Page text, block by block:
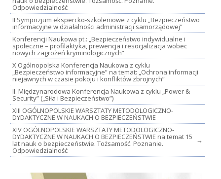
Odpowiedzialność
II Sympozjum ekspercko-szkoleniowe z cyklu „Bezpieczeństwo
informacyjne w działalności administracji samorządowej”
Konferencji Naukowa pt.: „Bezpieczeństwo indywidualne i
społeczne – profilaktyka, prewencja i resocjalizacja wobec
nowych zagrożeń kryminologicznych”
X Ogólnopolska Konferencja Naukowa z cyklu
„Bezpieczeństwo informacyjne” na temat: „Ochrona informacji
niejawnych w czasie pokoju i konfliktów zbrojnych”
II. Międzynarodowa Konferencja Naukowa z cyklu „Power &
Security” („Siła i Bezpieczeństwo”)
XIII OGÓLNOPOLSKIE WARSZTATY METODOLOGICZNO-
DYDAKTYCZNE W NAUKACH O BEZPIECZEŃSTWIE
XIV OGÓLNOPOLSKIE WARSZTATY METODOLOGICZNO-
DYDAKTYCZNE W NAUKACH O BEZPIECZEŃSTWIE na temat 15
lat nauk o bezpieczeństwie. Tożsamość. Poznanie.
Odpowiedzialność
→